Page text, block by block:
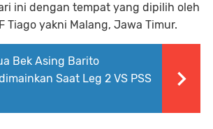
ini dengan tempat yang dipilih oleh
Tiago yakni Malang, Jawa Timur.
Bek Asing Barito
Saat Leg 2 VS PSS